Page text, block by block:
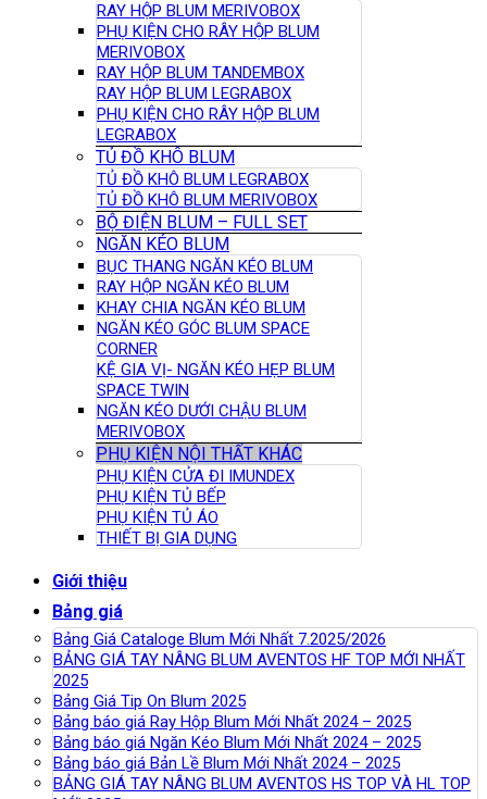
RAY HỘP BLUM MERIVOBOX
PHỤ KIỆN CHO RÂY HỘP BLUM
MERIVOBOX
RAY HỘP BLUM TANDEMBOX
RAY HỘP BLUM LEGRABOX
PHỤ KIỆN CHO RÂY HỘP BLUM
LEGRABOX
TỦ ĐỒ KHÔ BLUM
TỦ ĐỒ KHÔ BLUM LEGRABOX
TỦ ĐỒ KHÔ BLUM MERIVOBOX
BỘ ĐIỆN BLUM – FULL SET
NGĂN KÉO BLUM
BỤC THANG NGĂN KÉO BLUM
RAY HỘP NGĂN KÉO BLUM
KHAY CHIA NGĂN KÉO BLUM
NGĂN KÉO GÓC BLUM SPACE
CORNER
KỆ GIA VỊ- NGĂN KÉO HẸP BLUM
SPACE TWIN
NGĂN KÉO DƯỚI CHẬU BLUM
MERIVOBOX
PHỤ KIỆN NỘI THẤT KHÁC
PHỤ KIỆN CỬA ĐI IMUNDEX
PHỤ KIỆN TỦ BẾP
PHỤ KIỆN TỦ ÁO
THIẾT BỊ GIA DỤNG
Giới thiệu
Bảng giá
Bảng Giá Cataloge Blum Mới Nhất 7.2025/2026
BẢNG GIÁ TAY NÂNG BLUM AVENTOS HF TOP MỚI NHẤT
2025
Bảng Giá Tip On Blum 2025
Bảng báo giá Ray Hộp Blum Mới Nhất 2024 – 2025
Bảng báo giá Ngăn Kéo Blum Mới Nhất 2024 – 2025
Bảng báo giá Bản Lề Blum Mới Nhất 2024 – 2025
BẢNG GIÁ TAY NÂNG BLUM AVENTOS HS TOP VÀ HL TOP